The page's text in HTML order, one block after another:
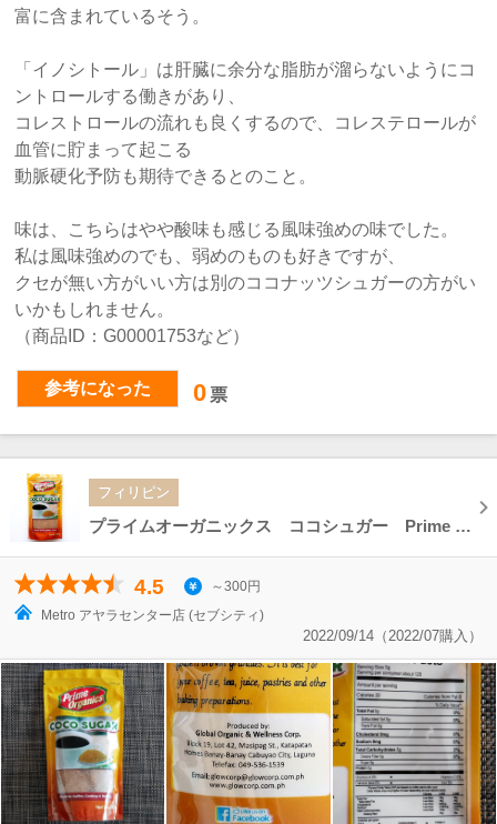
富に含まれているそう。
「イノシトール」は肝臓に余分な脂肪が溜らないようにコ
ントロールする働きがあり、
コレストロールの流れも良くするので、コレステロールが
血管に貯まって起こる
動脈硬化予防も期待できるとのこと。
味は、こちらはやや酸味も感じる風味強めの味でした。
私は風味強めのでも、弱めのものも好きですが、
クセが無い方がいい方は別のココナッツシュガーの方がい
いかもしれません。
（商品ID：G00001753など）
参考になった 0 票
フィリピン
プライムオーガニックス ココシュガー Prime Organics COCO SUGAR 200g
4.5
～300円
Metro アヤラセンター店 (セブシティ)
2022/09/14（2022/07購入）